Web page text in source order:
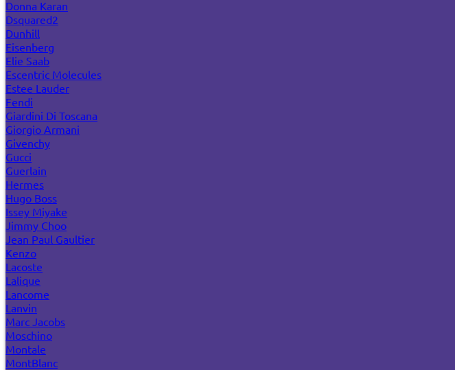
Donna Karan
Dsquared2
Dunhill
Eisenberg
Elie Saab
Escentric Molecules
Estee Lauder
Fendi
Giardini Di Toscana
Giorgio Armani
Givenchy
Gucci
Guerlain
Hermes
Hugo Boss
Issey Miyake
Jimmy Choo
Jean Paul Gaultier
Kenzo
Lacoste
Lalique
Lancome
Lanvin
Marc Jacobs
Moschino
Montale
MontBlanc